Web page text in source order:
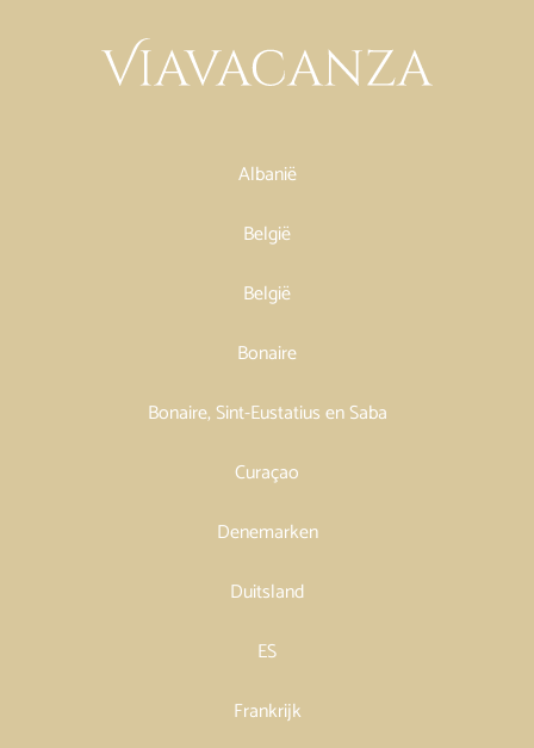
Albanië
België
België
Bonaire
Bonaire, Sint-Eustatius en Saba
Curaçao
Denemarken
Duitsland
ES
Frankrijk